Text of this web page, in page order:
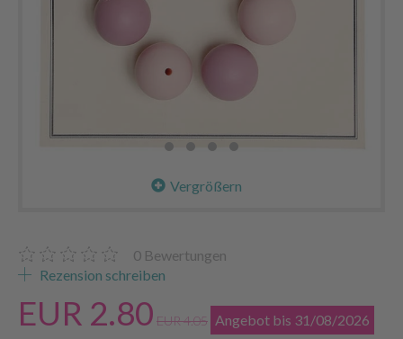
Vergrößern
0 Bewertungen
Rezension schreiben
EUR 2.80 EUR 4.05 Angebot bis 31/08/2026